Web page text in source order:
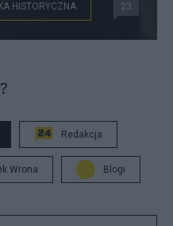
HISTORYCZNA 23
Redakcja
Wrona Blogi